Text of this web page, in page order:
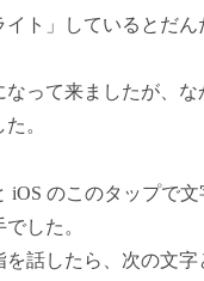
イト」しているとだん
なって来ましたが、な
。
iOS のこのタップで文
した。
を話したら、次の文